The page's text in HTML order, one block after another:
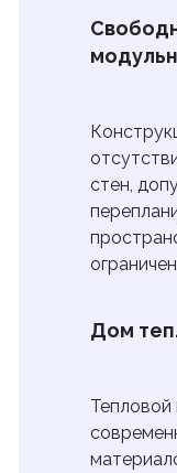
стен,
Дом
Тепловой